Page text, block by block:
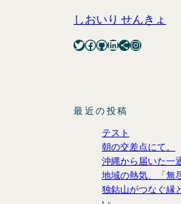
しおいり せんきょ
Twitter Facebook GitHub LinkedIn Share Icon Instagram
最近の投稿
テスト
朝の交差点にて。
沖縄から届いた一
地域の熱気、「無
独鈷山がつなぐ縁